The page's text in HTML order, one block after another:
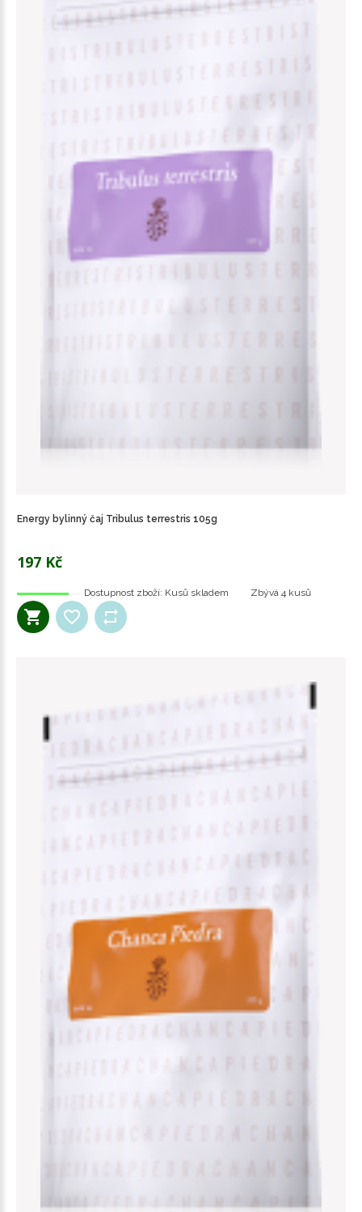
Energy bylinný čaj Tribulus terrestris 105g
197 Kč
Dostupnost zboží: Kusů skladem Zbývá 4 kusů